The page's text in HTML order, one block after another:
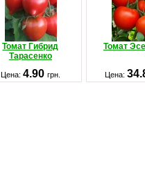
Томат Гибрид
Тарасенко
Томат
Цена: 4.90 грн. Цена: